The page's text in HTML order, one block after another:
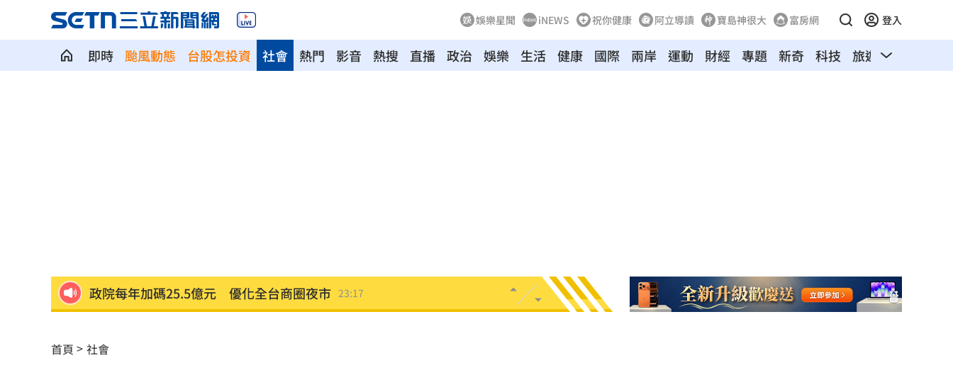
娛樂星聞 iNEWS 祝你健康 阿立導讀 寶島神很大 富房網 登入
即時 颱風動態 台股怎投資 熱門 影音 熱搜 直播 政治
社會 娛樂 生活 健康 國際 兩岸 運動 財經 專題 新奇 科技 旅遊 汽車
癌末男缺錢鋌而走險 3D玩具熊夾藏K他命 23:16
學霸牙醫槓離職員工 為3萬筆電互告慘勝
首頁 社會